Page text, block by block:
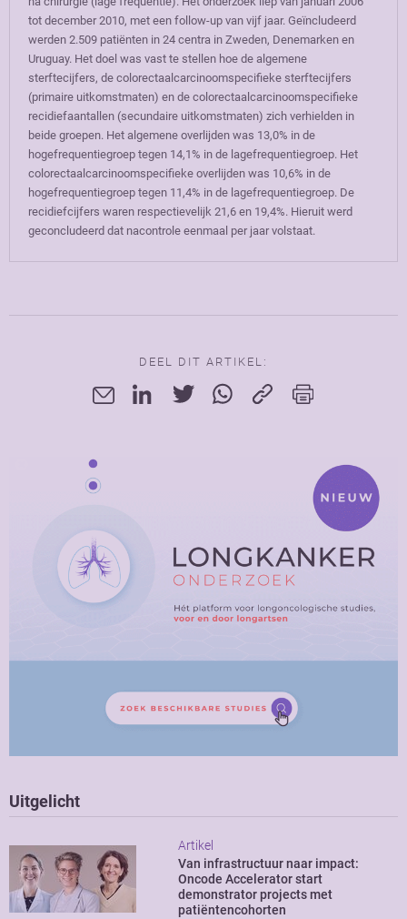
tot december 2010, met een follow-up van vijf jaar. Geïncludeerd
werden 2.509 patiënten in 24 centra in Zweden, Denemarken en
Uruguay. Het doel was vast te stellen hoe de algemene
sterftecijfers, de colorectaalcarcinoomspecifieke sterftecijfers
(primaire uitkomstmaten) en de colorectaalcarcinoomspecifieke
recidiefaantallen (secundaire uitkomstmaten) zich verhielden in
beide groepen. Het algemene overlijden was 13,0% in de
hogefrequentiegroep tegen 14,1% in de lagefrequentiegroep. Het
colorectaalcarcinoomspecifieke overlijden was 10,6% in de
hogefrequentiegroep tegen 11,4% in de lagefrequentiegroep. De
recidiefcijfers waren respectievelijk 21,6 en 19,4%. Hieruit werd
geconcludeerd dat nacontrole eenmaal per jaar volstaat.
DEEL DIT ARTIKEL:
Uitgelicht
Artikel
Van infrastructuur naar impact:
Oncode Accelerator start
demonstrator projects met
patiëntencohorten